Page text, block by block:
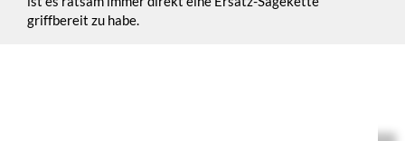
griffbereit zu habe.